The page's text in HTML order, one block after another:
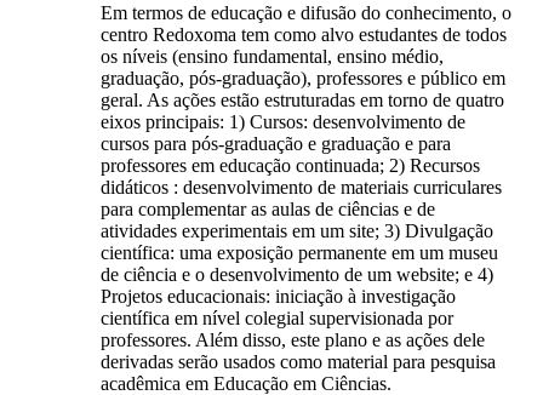
Em termos de educação e difusão do conhecimento, o
centro Redoxoma tem como alvo estudantes de todos
os níveis (ensino fundamental, ensino médio,
graduação, pós-graduação), professores e público em
geral. As ações estão estruturadas em torno de quatro
eixos principais: 1) Cursos: desenvolvimento de
cursos para pós-graduação e graduação e para
professores em educação continuada; 2) Recursos
didáticos : desenvolvimento de materiais curriculares
para complementar as aulas de ciências e de
atividades experimentais em um site; 3) Divulgação
científica: uma exposição permanente em um museu
de ciência e o desenvolvimento de um website; e 4)
Projetos educacionais: iniciação à investigação
científica em nível colegial supervisionada por
professores. Além disso, este plano e as ações dele
derivadas serão usados como material para pesquisa
acadêmica em Educação em Ciências.